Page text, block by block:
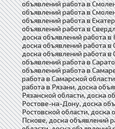
объявлений работа в
объявлений работа в
объявлений работа в
объявлений работа в
доска объявлений работа
доска объявлений работа в
доска объявлений работа в
объявлений работа в
объявлений работа в
работа в Самарской
работа в Рязани, доска
Рязанской области, доска
Ростове-на-Дону, доска
Ростовской области, доска
Пскове, доска объявлений